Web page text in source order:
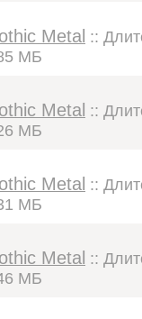
Metal ::
МБ
Metal ::
МБ
Metal ::
МБ
Metal ::
МБ